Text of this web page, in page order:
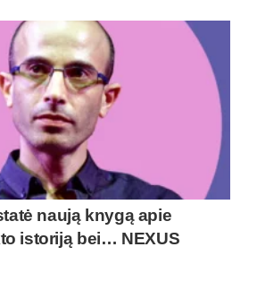
naują knygą apie
istoriją bei… NEXUS